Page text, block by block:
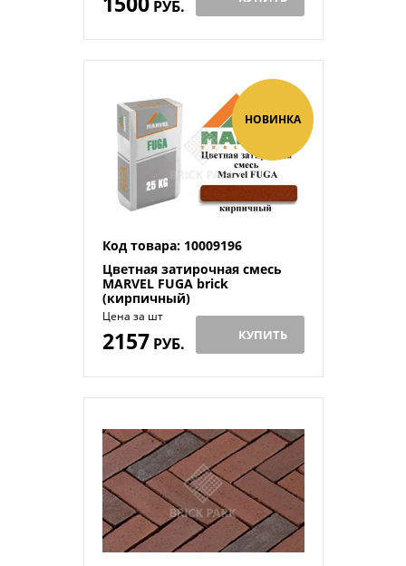
РУБ.
НОВИНКА
Код товара: 10009196
Цветная затирочная смесь
MARVEL FUGA brick
(кирпичный)
Цена за шт
2157 РУБ. КУПИТЬ